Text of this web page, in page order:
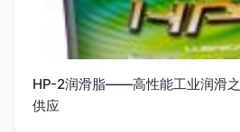
HP-2润滑脂——高性能工业润滑
供应